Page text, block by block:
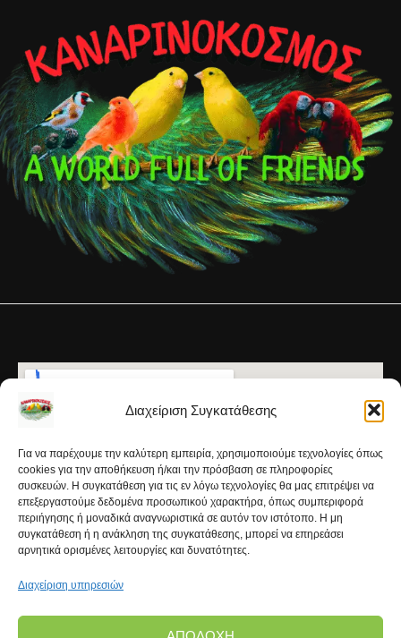
Διαχείριση Συγκατάθεσης
Για να παρέχουμε την καλύτερη εμπειρία, χρησιμοποιούμε τεχνολογίες όπως
cookies για την αποθήκευση ή/και την πρόσβαση σε πληροφορίες
συσκευών. Η συγκατάθεση για τις εν λόγω τεχνολογίες θα μας επιτρέψει να
επεξεργαστούμε δεδομένα προσωπικού χαρακτήρα, όπως συμπεριφορά
περιήγησης ή μοναδικά αναγνωριστικά σε αυτόν τον ιστότοπο. Η μη
συγκατάθεση ή η ανάκληση της συγκατάθεσης, μπορεί να επηρεάσει
αρνητικά ορισμένες λειτουργίες και δυνατότητες.
Διαχείριση υπηρεσιών